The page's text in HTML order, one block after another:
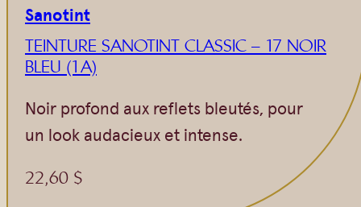
Sanotint
TEINTURE SANOTINT CLASSIC – 17 NOIR
BLEU (1A)
Noir profond aux reflets bleutés, pour
un look audacieux et intense.
22,60 $